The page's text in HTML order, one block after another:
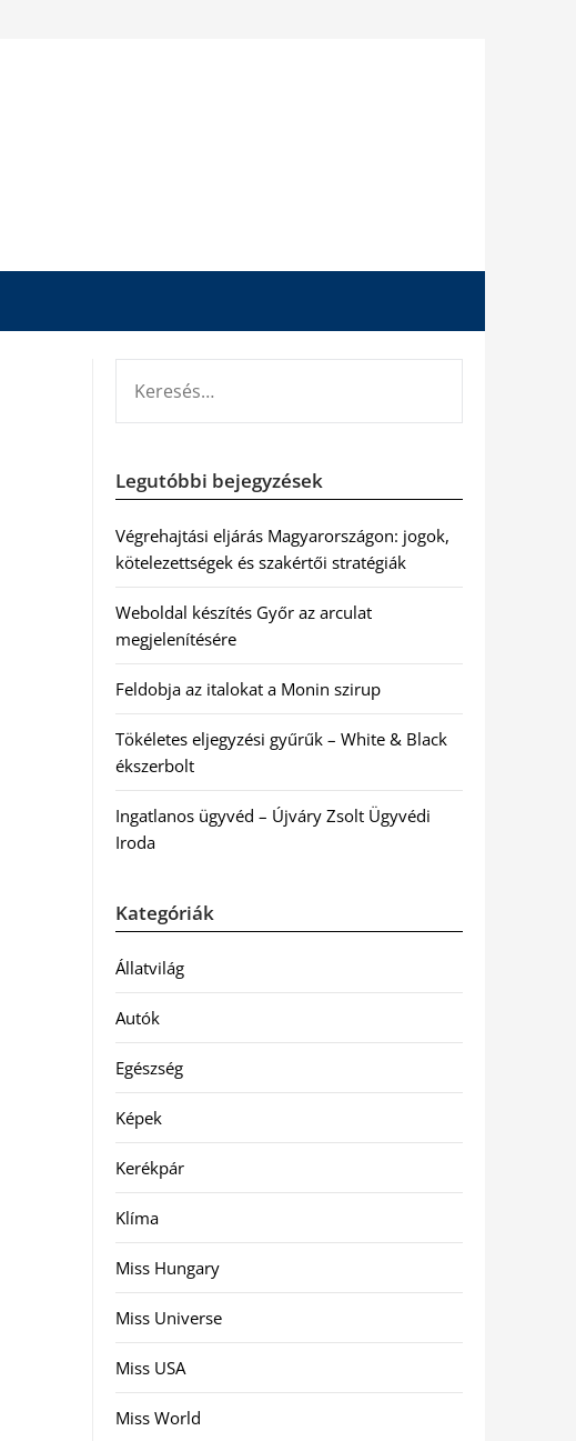
Legutóbbi bejegyzések
Végrehajtási eljárás Magyarországon: jogok,
kötelezettségek és szakértői stratégiák
Weboldal készítés Győr az arculat
megjelenítésére
Feldobja az italokat a Monin szirup
Tökéletes eljegyzési gyűrűk – White & Black
ékszerbolt
Ingatlanos ügyvéd – Újváry Zsolt Ügyvédi
Iroda
Kategóriák
Állatvilág
Autók
Egészség
Képek
Kerékpár
Klíma
Miss Hungary
Miss Universe
Miss USA
Miss World